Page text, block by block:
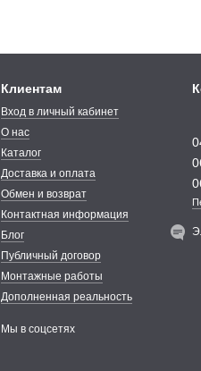
Клиентам
Вход в личный кабинет
О нас
Каталог
Доставка и оплата
Обмен и возврат
Контактная информация
Блог
Публичный договор
Монтажные работы
Дополненная реальность
Мы в соцсетях